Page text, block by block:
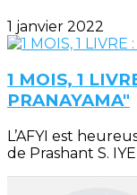
1 janvier 2022
1 MOIS, 1
PRANAYAMA"
L’AFYI est
de Prashant S.